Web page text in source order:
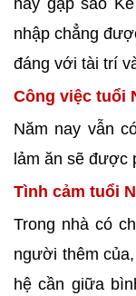
nay gặp sao
nhập chẳng
đáng với tài trí
Công việc tuổi
Năm nay vẫn
lảm ăn sẽ được
Tình cảm tuổi
Trong nhà có
người thêm
hệ cần giữa